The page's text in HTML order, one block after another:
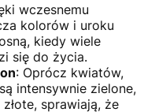
wczesnemu
kolorów i uroku
kiedy wiele
się do życia.
: Oprócz kwiatów,
intensywnie zielone,
sprawiają, że